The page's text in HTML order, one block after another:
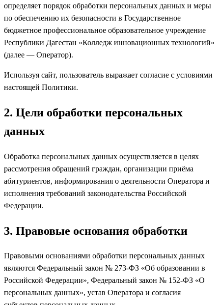
определяет порядок обработки персональных данных и меры
по обеспечению их безопасности в Государственное
бюджетное профессиональное образовательное учреждение
Республики Дагестан «Колледж инновационных технологий»
(далее — Оператор).
Используя сайт, пользователь выражает согласие с условиями
настоящей Политики.
2. Цели обработки персональных
данных
Обработка персональных данных осуществляется в целях
рассмотрения обращений граждан, организации приёма
абитуриентов, информирования о деятельности Оператора и
исполнения требований законодательства Российской
Федерации.
3. Правовые основания обработки
Правовыми основаниями обработки персональных данных
являются Федеральный закон № 273-ФЗ «Об образовании в
Российской Федерации», Федеральный закон № 152-ФЗ «О
персональных данных», устав Оператора и согласия